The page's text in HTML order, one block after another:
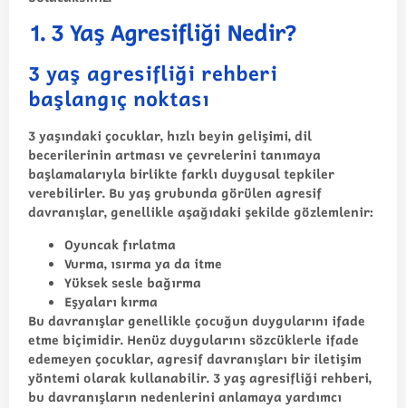
1. 3 Yaş Agresifliği Nedir?
3 yaş agresifliği rehberi
başlangıç noktası
3 yaşındaki çocuklar, hızlı beyin gelişimi, dil
becerilerinin artması ve çevrelerini tanımaya
başlamalarıyla birlikte farklı duygusal tepkiler
verebilirler. Bu yaş grubunda görülen agresif
davranışlar, genellikle aşağıdaki şekilde gözlemlenir:
Oyuncak fırlatma
Vurma, ısırma ya da itme
Yüksek sesle bağırma
Eşyaları kırma
Bu davranışlar genellikle çocuğun duygularını ifade
etme biçimidir. Henüz duygularını sözcüklerle ifade
edemeyen çocuklar, agresif davranışları bir iletişim
yöntemi olarak kullanabilir. 3 yaş agresifliği rehberi,
bu davranışların nedenlerini anlamaya yardımcı